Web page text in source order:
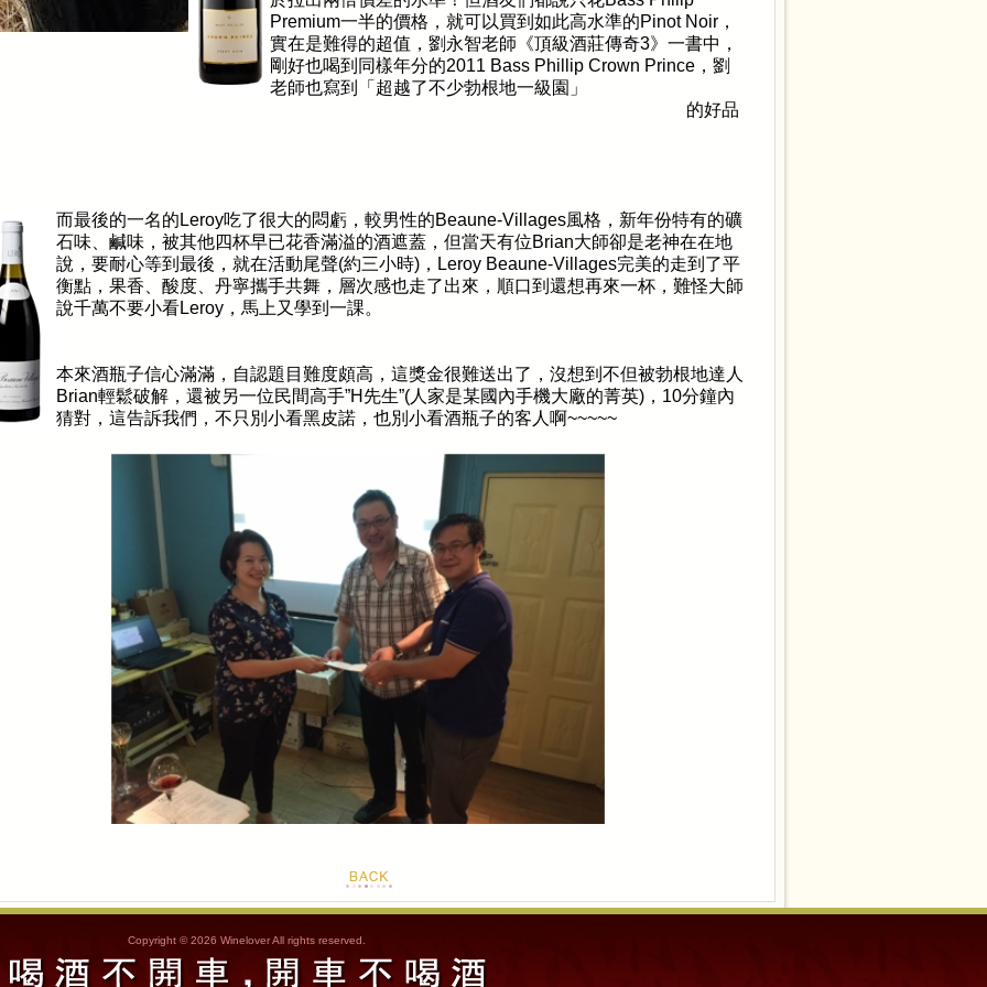
Premium一半的價格，就可以買到如此高水準的Pinot Noir ，
實在是難得的超值，劉永智老師《頂級酒莊傳奇3》一書中，
剛好也喝到同樣年分的2011 Bass Phillip Crown Prince ，劉
老師也寫到「超越了不少勃根地一級園」
好品
而最後的一名的 Leroy吃了很大的悶虧，較男性的Beaune-Villages風格，新年份特有的礦
石味、鹹味，被其他四杯早已花香滿溢的酒遮蓋，但當天有位Brian大師卻是老神在在地
說，要耐心等到最後，就在活動尾聲(約三小時) ， Leroy Beaune-Villages完美的走到了平
衡點，果香、酸度、丹寧攜手共舞，層次感也走了出來，順口到還想再來一杯，難怪大師
說千萬不要小看Leroy ，馬上又學到一課。
本來酒瓶子信心滿滿，自認題目難度頗高，這獎金很難送出了，沒想到不但被勃根地達人
Brian輕鬆破解，還被另一位民間高手”H 先生”(人家是某國內手機大廠的菁英) ， 10分鐘內
猜對，這告訴我們，不只別小看黑皮諾，也別小看酒瓶子的客人啊~~~~~
Copyright © 2026 Winelover All rights reserved.